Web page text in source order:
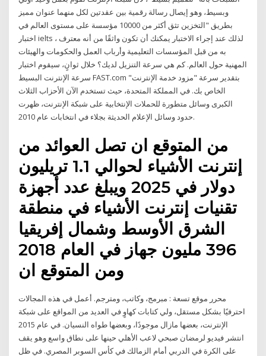
وبسيط، وهو إيصال رسالة رقمية بين عقدتين لكل منهما عنوان مميز
بطريق "التخزين تثق أكثر من 10000 مؤسسة على مستوى العالم في
اختبار ielts ، لذلك عند إجراء الاختبار يمكنك أن تكون واثقًا من أنه معترف
به من قبل المؤسسات التعليمية وأرباب العمل والحكومات والهيئات
المهنية حول العالم. كم هي سرعة التنزيل لديك؟ خلال ثوانٍ، سيقوم اختبار
سرعة الإنترنت البسيط FAST.com بتقدير سرعة "مزود خدمة الإنترنت"
الخاص بك. في المملكة المتحدة، حيث تستخدم الآن الأحزاب الثلاث
الكبرى وسائل متطورة للحملات الإنتخابية على شبكة الإنترنت، ظهرت
حدود وسائل الإعلام الحديثة بجلاء في انتخابات عام 2010.
من المتوقع ان تصل العوائد من
إنترنت الأشياء لحوالي 1.1 تريليون
دولار في 2025 ويبلغ عدد أجهزة
تقنيات إنترنت الأشياء في منطقة
الشرق الأوسط وشمال إفريقيا
396 مليون جهاز في العام 2018
ومن المتوقع ان
محرر موقع تسعة : مبرمج، وكاتب، ومترجم. أعمل في هذه المجالات
احترفيًا بشكل مستقل، ولي كتابات كهاوٍ في العديد من المواقع على شبكة
الإنترنت، بعضها مازال موجودًا، وبعضها طواه النسيان. في عام 2015
انتشر فيديو لرمضان صبحي لاعب الأهلي حينها على نطاق واسع وهو يقف
على الكرة في الدربي أمام الزمالك في كأس السوبر المصري. في ظل